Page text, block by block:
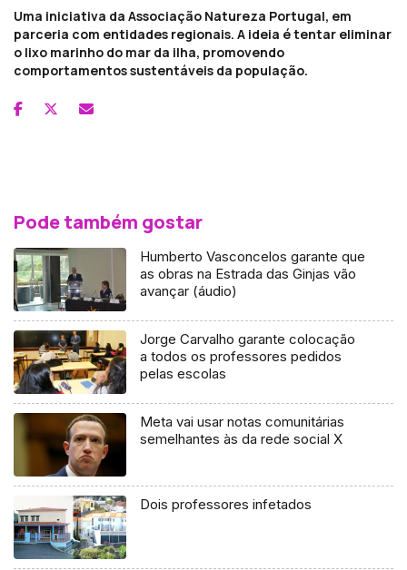
Uma iniciativa da Associação Natureza Portugal, em
parceria com entidades regionais. A ideia é tentar eliminar
o lixo marinho do mar da ilha, promovendo
comportamentos sustentáveis da população.
Pode também gostar
Humberto Vasconcelos garante que
as obras na Estrada das Ginjas vão
avançar (áudio)
Jorge Carvalho garante colocação
a todos os professores pedidos
pelas escolas
Meta vai usar notas comunitárias
semelhantes às da rede social X
Dois professores infetados